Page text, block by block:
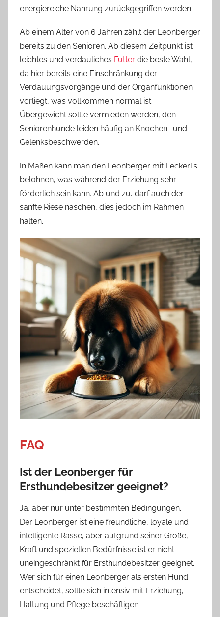
energiereiche Nahrung zurückgegriffen werden.
Ab einem Alter von 6 Jahren zählt der Leonberger
bereits zu den Senioren. Ab diesem Zeitpunkt ist
leichtes und verdauliches Futter die beste Wahl,
da hier bereits eine Einschränkung der
Verdauungsvorgänge und der Organfunktionen
vorliegt, was vollkommen normal ist.
Übergewicht sollte vermieden werden, den
Seniorenhunde leiden häufig an Knochen- und
Gelenksbeschwerden.
In Maßen kann man den Leonberger mit Leckerlis
belohnen, was während der Erziehung sehr
förderlich sein kann. Ab und zu, darf auch der
sanfte Riese naschen, dies jedoch im Rahmen
halten.
FAQ
Ist der Leonberger für
Ersthundebesitzer geeignet?
Ja, aber nur unter bestimmten Bedingungen.
Der Leonberger ist eine freundliche, loyale und
intelligente Rasse, aber aufgrund seiner Größe,
Kraft und speziellen Bedürfnisse ist er nicht
uneingeschränkt für Ersthundebesitzer geeignet.
Wer sich für einen Leonberger als ersten Hund
entscheidet, sollte sich intensiv mit Erziehung,
Haltung und Pflege beschäftigen.